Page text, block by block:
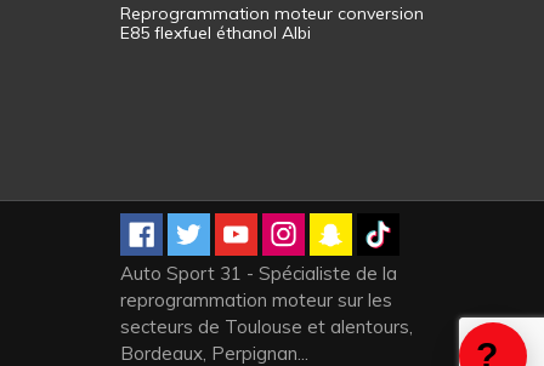
Reprogrammation moteur conversion
E85 flexfuel éthanol Albi
Auto Sport 31 - Spécialiste de la
reprogrammation moteur sur les
secteurs de Toulouse et alentours,
Bordeaux, Perpignan...